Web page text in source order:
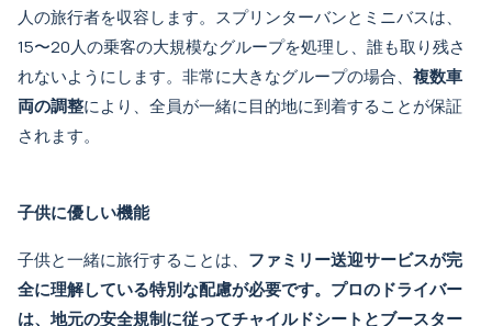
人の旅行者を収容します。スプリンターバンとミニバスは、
15〜20人の乗客の大規模なグループを処理し、誰も取り残さ
れないようにします。非常に大きなグループの場合、 複数車
両の調整により、全員が一緒に目的地に到着することが保証
されます。
子供に優しい機能
子供と一緒に旅行することは、 ファミリー送迎サービスが完
全に理解している特別な配慮が必要です。プロのドライバー
は、地元の安全規制に従ってチャイルドシートとブースター